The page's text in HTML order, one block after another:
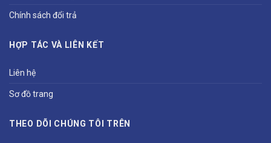
Chính sách đổi trả
HỢP TÁC VÀ LIÊN KẾT
Liên hệ
Sơ đồ trang
THEO DÕI CHÚNG TÔI TRÊN